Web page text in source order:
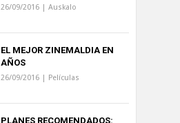
26/09/2016 | Auskalo
EL MEJOR ZINEMALDIA EN
AÑOS
26/09/2016 | Películas
PLANES RECOMENDADOS: